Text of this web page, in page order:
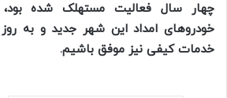
چهار سال فعالیت مستهلک شده
خودروهای امداد این شهر جدید و به روز
خدمات کیفی نیز موفق باشیم.